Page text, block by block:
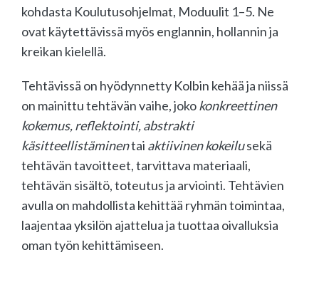
kohdasta Koulutusohjelmat, Moduulit 1–5. Ne
ovat käytettävissä myös englannin, hollannin ja
kreikan kielellä.
Tehtävissä on hyödynnetty Kolbin kehää ja niissä
on mainittu tehtävän vaihe, jokokonkreettinen
kokemus, reflektointi, abstrakti
käsitteellistäminentai aktiivinen kokeilusekä
tehtävän tavoitteet, tarvittava materiaali,
tehtävän sisältö, toteutus ja arviointi. Tehtävien
avulla on mahdollista kehittää ryhmän toimintaa,
laajentaa yksilön ajattelua ja tuottaa oivalluksia
oman työn kehittämiseen.